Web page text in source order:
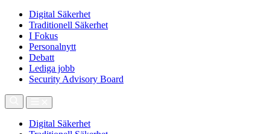
Digital Säkerhet
Traditionell Säkerhet
I Fokus
Personalnytt
Debatt
Lediga jobb
Security Advisory Board
Digital Säkerhet